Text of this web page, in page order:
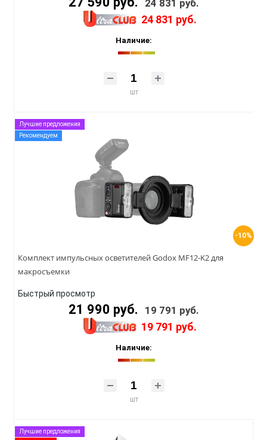
24 831 руб.
24 831 руб.
Наличие:
шт
-10%
Лучшие предложения
Рекомендуем
Комплект импульсных осветителей Godox MF12-K2 для
макросъемки
Быстрый просмотр
21 990 руб. 19 791 руб.
19 791 руб.
Наличие:
шт
Лучшие предложения